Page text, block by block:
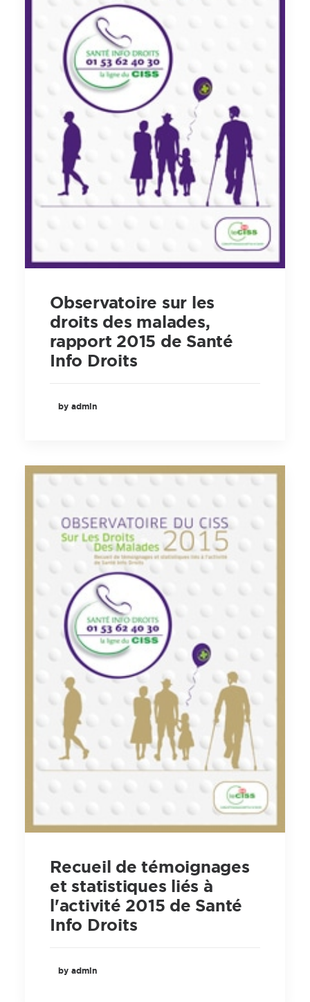
Observatoire sur les
droits des malades,
rapport 2015 de Santé
Info Droits
by admin
Recueil de témoignages
et statistiques liés à
l'activité 2015 de Santé
Info Droits
by admin